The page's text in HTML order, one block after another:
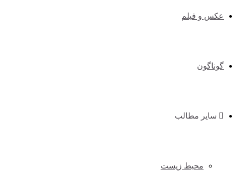
عکس و فیلم
گوناگون
سایر مطالب
محیط زیست